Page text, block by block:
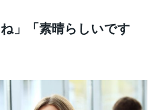
」「素晴らしいです